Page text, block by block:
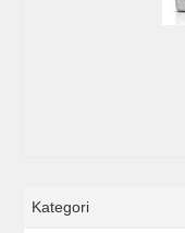
Kategori